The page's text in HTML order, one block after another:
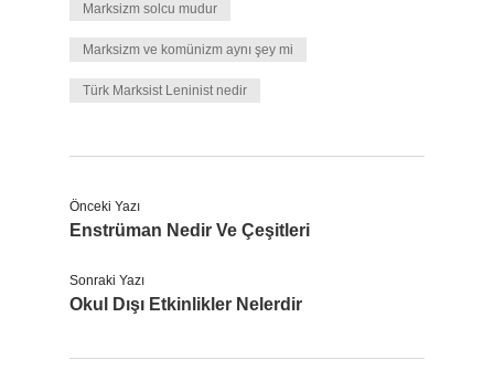
Marksizm solcu mudur
Marksizm ve komünizm aynı şey mi
Türk Marksist Leninist nedir
Önceki Yazı
Enstrüman Nedir Ve Çeşitleri
Sonraki Yazı
Okul Dışı Etkinlikler Nelerdir